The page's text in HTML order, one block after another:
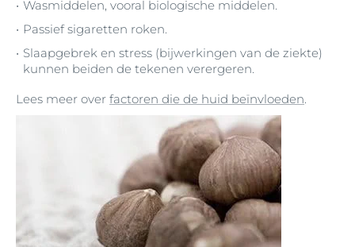
Wasmiddelen, vooral biologische middelen.
Passief sigaretten roken.
Slaapgebrek en stress (bijwerkingen van de ziekte)
kunnen beiden de tekenen verergeren.
Lees meer over factoren die de huid beïnvloeden.